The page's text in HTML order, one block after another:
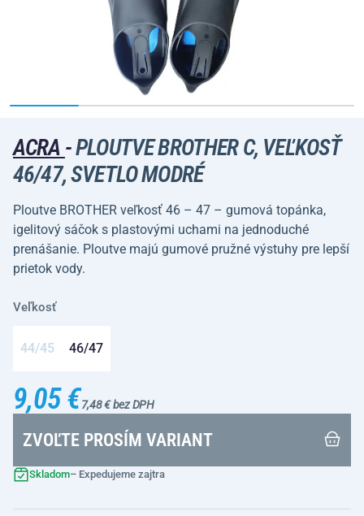
ACRA -PLOUTVE BROTHER C, VEĽKOSŤ
46/47, SVETLO MODRÉ
Ploutve BROTHER veľkosť 46 – 47 – gumová topánka,
igelitový sáčok s plastovými uchami na jednoduché
prenášanie. Ploutve majú gumové pružné výstuhy pre lepší
prietok vody.
Veľkosť
44/45 46/47
9,05 €7,48 € bez DPH
ZVOĽTE PROSÍM VARIANT
Skladom– Expedujeme zajtra